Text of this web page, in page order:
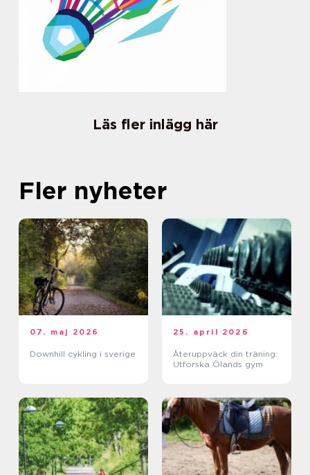
Läs fler inlägg här
Fler nyheter
07. maj 2026
Downhill cykling i sverige
25. april 2026
Återuppväck din träning:
Utforska Ölands gym